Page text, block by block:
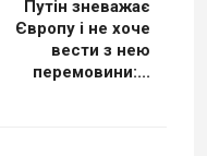
Путін зневажає
Європу і не хоче
вести з нею
перемовини:...